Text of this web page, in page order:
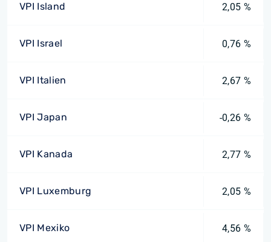
VPI Island 2,05 %
VPI Israel 0,76 %
VPI Italien 2,67 %
VPI Japan -0,26 %
VPI Kanada 2,77 %
VPI Luxemburg 2,05 %
VPI Mexiko 4,56 %